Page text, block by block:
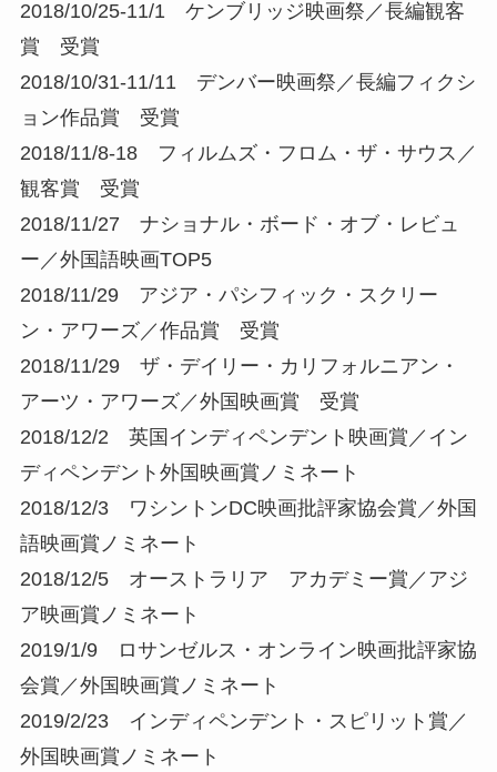
2018/10/25-11/1 ケンブリッジ映画祭／長編観客
賞 受賞
2018/10/31-11/11 デンバー映画祭／長編フィクシ
ョン作品賞 受賞
2018/11/8-18 フィルムズ・フロム・ザ・サウス／
観客賞 受賞
2018/11/27 ナショナル・ボード・オブ・レビュ
ー／外国語映画TOP5
2018/11/29 アジア・パシフィック・スクリー
ン・アワーズ／作品賞 受賞
2018/11/29 ザ・デイリー・カリフォルニアン・
アーツ・アワーズ／外国映画賞 受賞
2018/12/2 英国インディペンデント映画賞／イン
ディペンデント外国映画賞ノミネート
2018/12/3 ワシントンDC映画批評家協会賞／外国
語映画賞ノミネート
2018/12/5 オーストラリア アカデミー賞／アジ
ア映画賞ノミネート
2019/1/9 ロサンゼルス・オンライン映画批評家協
会賞／外国映画賞ノミネート
2019/2/23 インディペンデント・スピリット賞／
外国映画賞ノミネート